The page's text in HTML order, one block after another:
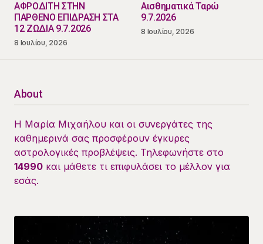
ΑΦΡΟΔΙΤΗ ΣΤΗΝ
ΠΑΡΘΕΝΟ ΕΠΙΔΡΑΣΗ ΣΤΑ
12 ΖΩΔΙΑ 9.7.2026
8 Ιουλίου, 2026
Αισθηματικά Ταρώ
9.7.2026
8 Ιουλίου, 2026
About
Η Μαρία Μιχαήλου και οι συνεργάτες της
καθημερινά σας προσφέρουν έγκυρες
αστρολογικές προβλέψεις. Τηλεφωνήστε στο
14990 και μάθετε τι επιφυλάσει το μέλλον για
εσάς.